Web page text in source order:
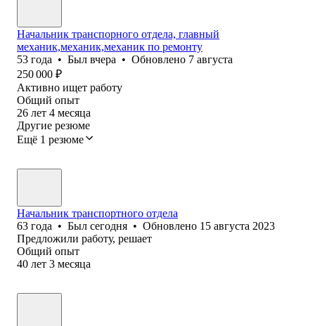
Начальник транспорного отдела, главный
механик,механик,механик по ремонту
53 года • Был вчера • Обновлено 7 августа
250 000 ₽
Активно ищет работу
Общий опыт
26 лет 4 месяца
Другие резюме
Ещё 1 резюме
Начальник транспортного отдела
63 года • Был сегодня • Обновлено 15 августа 2023
Предложили работу, решает
Общий опыт
40 лет 3 месяца